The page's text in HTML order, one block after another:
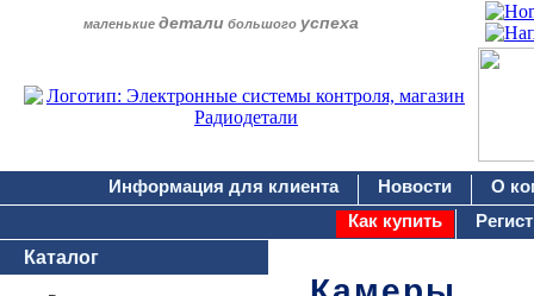
маленькие детали большого успеха
Информация для клиента Новости
О
Как купить
Каталог